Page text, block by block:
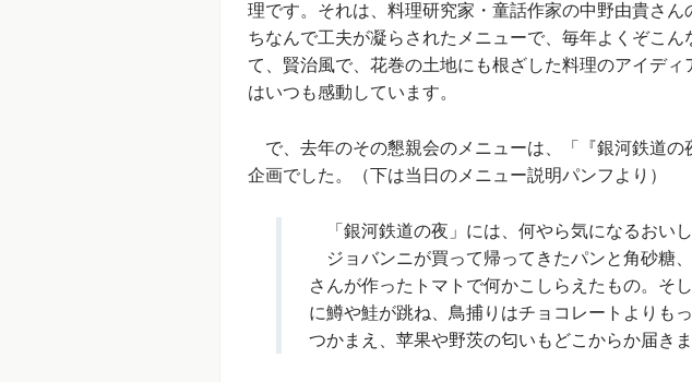
理です。それは、料理研究家・童話作家の中野由貴さ
ちなんで工夫が凝らされたメニューで、毎年よくぞこん
て、賢治風で、花巻の土地にも根ざした料理のアイデ
はいつも感動しています。
で、去年のその懇親会のメニューは、「『銀河鉄道の
企画でした。（下は当日のメニュー説明パンフより）
「銀河鉄道の夜」には、何やら気になるおい
ジョバンニが買って帰ってきたパンと角砂糖
さんが作ったトマトで何かこしらえたもの。そ
に鱒や鮭が跳ね、鳥捕りはチョコレートよりも
つかまえ、苹果や野茨の匂いもどこからか届き